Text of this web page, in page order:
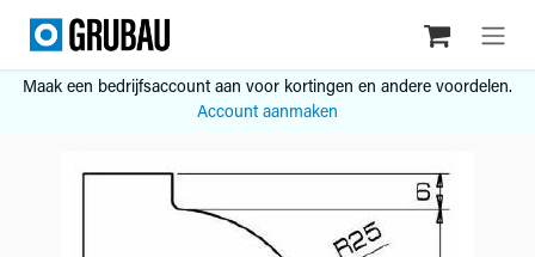
Overslaan naar inhoud
Maak een bedrijfsaccount aan voor kortingen en andere voordelen.
Account aanmaken